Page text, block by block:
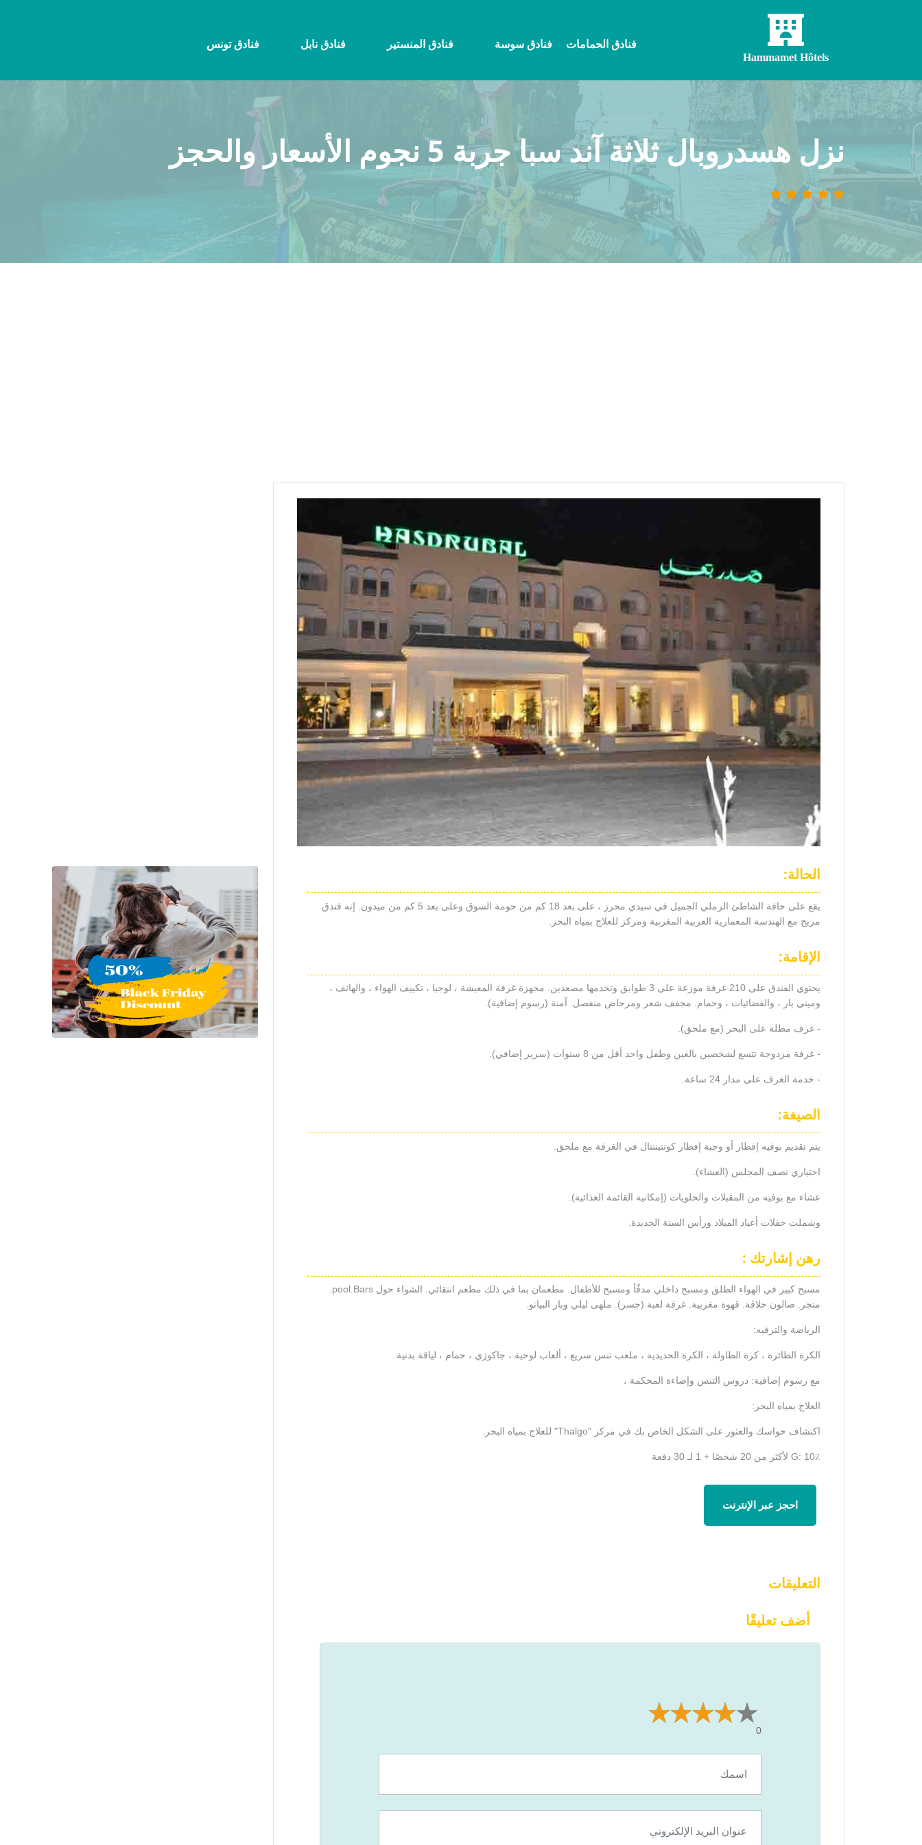
Hammamet Hôtels
فنادق الحمامات فنادق سوسة فنادق المنستير فنادق نابل فنادق تونس
نزل هسدروبال ثلاثة آند سبا جربة 5 نجوم الأسعار والحجز
الحالة:
يقع على حافة الشاطئ الرملي الجميل في سيدي محرز ، على بعد 18 كم من حومة السوق وعلى بعد 5 كم من ميدون. إنه فندق
مريح مع الهندسة المعمارية العربية المغربية ومركز للعلاج بمياه البحر.
الإقامة:
يحتوي الفندق على 210 غرفة موزعة على 3 طوابق وتخدمها مصعدين. مجهزة غرفة المعيشة ، لوجيا ، تكييف الهواء ، والهاتف ،
وميني بار ، والفضائيات ، وحمام. مجفف شعر ومرحاض منفصل. آمنة (رسوم إضافية).
- غرف مطلة على البحر (مع ملحق).
- غرفة مزدوجة تتسع لشخصين بالغين وطفل واحد أقل من 8 سنوات (سرير إضافي).
- خدمة الغرف على مدار 24 ساعة.
الصيغة:
يتم تقديم بوفيه إفطار أو وجبة إفطار كونتيننتال في الغرفة مع ملحق.
اختياري نصف المجلس (العشاء).
عشاء مع بوفيه من المقبلات والحلويات (إمكانية القائمة الغذائية).
وشملت حفلات أعياد الميلاد ورأس السنة الجديدة.
رهن إشارتك :
مسبح كبير في الهواء الطلق ومسبح داخلي مدفّأ ومسبح للأطفال. مطعمان بما في ذلك مطعم انتقائي. الشواء حول pool.Bars.
متجر. صالون حلاقة. قهوة مغربية. غرفة لعبة (جسر). ملهى ليلي وبار البيانو.
الرياضة والترفيه:
الكرة الطائرة ، كرة الطاولة ، الكرة الحديدية ، ملعب تنس سريع ، ألعاب لوحية ، جاكوزي ، حمام ، لياقة بدنية.
مع رسوم إضافية: دروس التنس وإضاءة المحكمة ،
العلاج بمياه البحر:
اكتشاف حواسك والعثور على الشكل الخاص بك في مركز "Thalgo" للعلاج بمياه البحر.
G: 10٪ لأكثر من 20 شخصًا + 1 لـ 30 دفعة
احجز عبر الإنترنت
التعليقات
أضف تعليقًا
0